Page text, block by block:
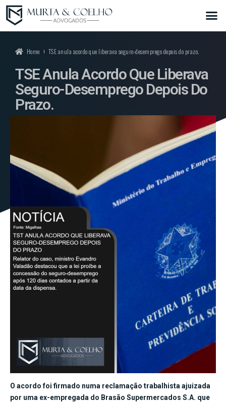
Home TSE anula acordo que liberava seguro-desemprego depois do prazo.
TSE Anula Acordo Que Liberava
Seguro-Desemprego Depois Do
Prazo.
O acordo foi firmado numa reclamação trabalhista ajuizada
por uma ex-empregada do Brasão Supermercados S.A. que